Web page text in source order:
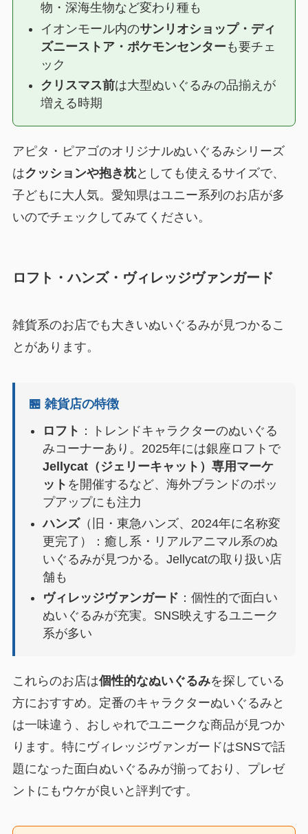
物・深海生物など変わり種も
イオンモール内のサンリオショップ・ディ
ズニーストア・ポケモンセンター も要チェ
ック
クリスマス前は大型ぬいぐるみの品揃えが
増える時期
アピタ・ピアゴのオリジナルぬいぐるみシリーズ
はクッションや抱き枕としても使えるサイズで、
子どもに大人気。愛知県はユニー系列のお店が多
いのでチェックしてみてください。
ロフト・ハンズ・ヴィレッジヴァンガード
雑貨系のお店でも大きいぬいぐるみが見つかるこ
とがあります。
🏪 雑貨店の特徴
ロフト ：トレンドキャラクターのぬいぐる
みコーナーあり。2025年には銀座ロフトで
Jellycat（ジェリーキャット）専用マーケ
ット を開催するなど、海外ブランドのポッ
プアップにも注力
ハンズ（旧・東急ハンズ、2024年に名称変
更完了）：癒し系・リアルアニマル系のぬ
いぐるみが見つかる。Jellycatの取り扱い店
舗も
ヴィレッジヴァンガード ：個性的で面白い
ぬいぐるみが充実。SNS映えするユニーク
系が多い
これらのお店は個性的なぬいぐるみを探している
方におすすめ。定番のキャラクターぬいぐるみと
は一味違う、おしゃれでユニークな商品が見つか
ります。特にヴィレッジヴァンガードはSNSで話
題になった面白ぬいぐるみが揃っており、プレゼ
ントにもウケが良いと評判です。